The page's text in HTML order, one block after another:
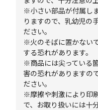
※小さい部品が付属し
りますので、乳幼児の
ださい。
※火のそばに置かない
する恐れがあります。
※商品には尖っている
害の恐れがありますの
ださい。
※摩擦や刺激により印
で、お取り扱いには十